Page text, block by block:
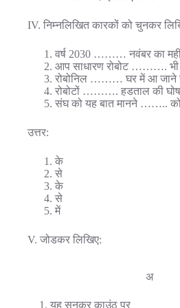
IV. निम्नलिखित कारकों को चुनकर
वर्ष 2030 ……… नवंबर का
आप साधारण रोबोट ……….
रोबोनिल ……… घर में आ जाने
रोबोटों ………. हडताल की
संघ को यह बात मानने ……..
उत्तर:
के
से
के
से
में
V. जोडकर लिखिए:
अ
1. यह सुनकर काउंठ पर